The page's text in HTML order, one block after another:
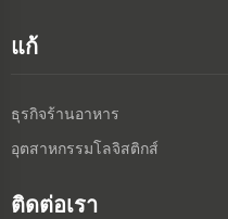
แก้
ธุรกิจร้านอาหาร
อุตสาหกรรมโลจิสติกส์
ติดต่อเรา